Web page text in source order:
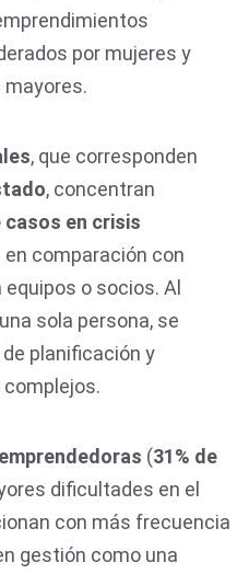
por mujeres y
mayores.
, que corresponden
, concentran
en crisis
en comparación con
o socios. Al
sola persona, se
planificación y
(31% de
dificultades en el
con más frecuencia
gestión como una